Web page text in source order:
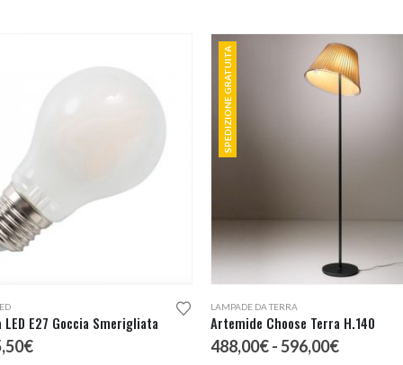
E27 Goccia Smerigliata
€Fascia
SPEDIZIONE GRATUITA
Questo prodotto ha più varianti. Le opzioni possono essere scelte nella pagina del prodotto
LAMPADE DA TERRA
Artemide Choose Terra H.140
488,00€-596,00€Fascia